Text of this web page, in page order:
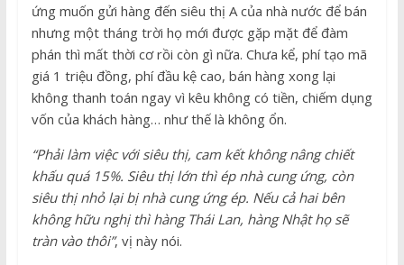
ứng muốn gửi hàng đến siêu thị A của nhà nước để bán
nhưng một tháng trời họ mới được gặp mặt để đàm
phán thì mất thời cơ rồi còn gì nữa. Chưa kể, phí tạo mã
giá 1 triệu đồng, phí đầu kệ cao, bán hàng xong lại
không thanh toán ngay vì kêu không có tiền, chiếm dụng
vốn của khách hàng… như thế là không ổn.
“Phải làm việc với siêu thị, cam kết không nâng chiết
khấu quá 15%. Siêu thị lớn thì ép nhà cung ứng, còn
siêu thị nhỏ lại bị nhà cung ứng ép. Nếu cả hai bên
không hữu nghị thì hàng Thái Lan, hàng Nhật họ sẽ
tràn vào thôi”, vị này nói.